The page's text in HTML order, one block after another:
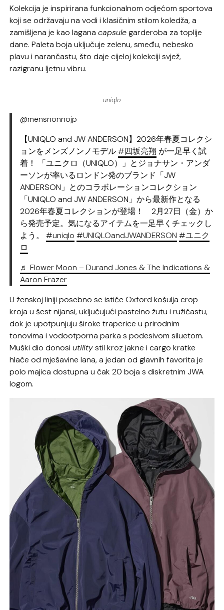
Kolekcija je inspirirana funkcionalnom odjećom sportova
koji se održavaju na vodi i klasičnim stilom koledža, a
zamišljena je kao laganacapsulegarderoba za toplije
dane. Paleta boja uključuje zelenu, smeđu, nebesko
plavu i narančastu, što daje cijeloj kolekciji svjež,
razigranu ljetnu vibru.
uniqlo
@mensnonnojp
【UNIQLO and JW ANDERSON】2026年春夏コレクシ
ョンをメンズノンノモデル#四坂亮翔 が一足早く試
着！ 「ユニクロ（UNIQLO）」とジョナサン・アンダ
ーソンが率いるロンドン発のブランド「JW
ANDERSON」とのコラボレーションコレクション
「UNIQLO and JW ANDERSON」から最新作となる
2026年春夏コレクションが登場！ 2月27日（金）か
ら発売予定。気になるアイテムを一足早くチェックし
よう。#uniqlo #UNIQLOandJWANDERSON #ユニク
ロ
♬ Flower Moon – Durand Jones & The Indications &
Aaron Frazer
U ženskoj liniji posebno se ističe Oxford košulja crop
kroja u šest nijansi, uključujući pastelno žutu i ružičastu,
dok je upotpunjuju široke traperice u prirodnim
tonovima i vodootporna parka s podesivom siluetom.
Muški dio donosiutilitystil kroz jakne i cargo kratke
hlače od mješavine lana, a jedan od glavnih favorita je
polo majica dostupna u čak 20 boja s diskretnim JWA
logom.